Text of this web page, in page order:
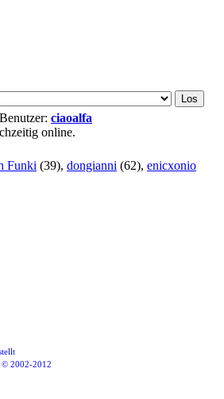
ciaoalfa
online.
Funki (39), dongianni (62), enicxonio
© 2002-2012